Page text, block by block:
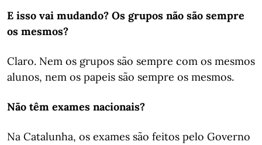
E isso vai mudando? Os grupos não são sempre
os mesmos?
Claro. Nem os grupos são sempre com os mesmos
alunos, nem os papeis são sempre os mesmos.
Não têm exames nacionais?
Na Catalunha, os exames são feitos pelo Governo